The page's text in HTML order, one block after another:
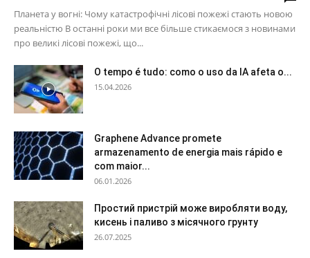
Планета у вогні: Чому катастрофічні лісові пожежі стають новою
реальністю В останні роки ми все більше стикаємося з новинами
про великі лісові пожежі, що...
O tempo é tudo: como o uso da IA afeta o...
15.04.2026
Graphene Advance promete
armazenamento de energia mais rápido e
com maior...
06.01.2026
Простий пристрій може виробляти воду,
кисень і паливо з місячного грунту
26.07.2025